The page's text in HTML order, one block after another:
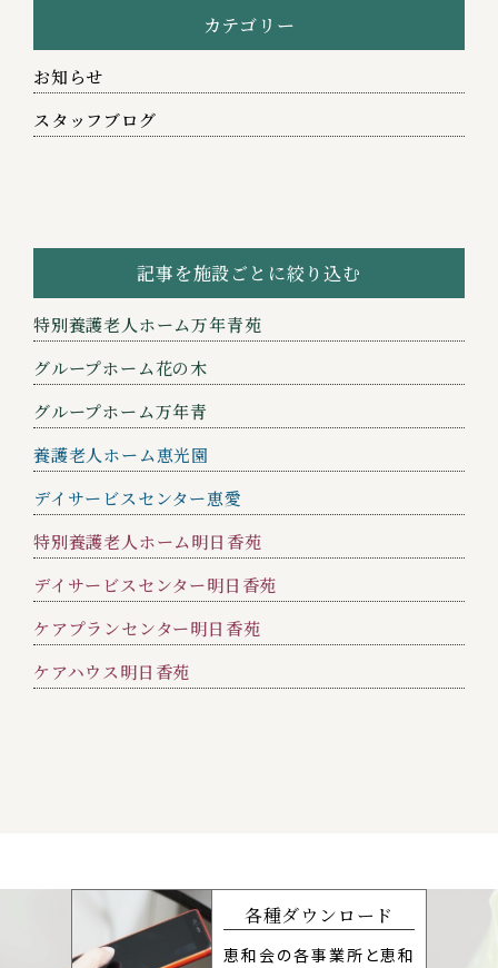
カテゴリー
お知らせ
スタッフブログ
記事を施設ごとに絞り込む
特別養護老人ホーム万年青苑
グループホーム花の木
グループホーム万年青
養護老人ホーム恵光園
デイサービスセンター恵愛
特別養護老人ホーム明日香苑
デイサービスセンター明日香苑
ケアプランセンター明日香苑
ケアハウス明日香苑
各種ダウンロード
恵和会の各事業所と恵和